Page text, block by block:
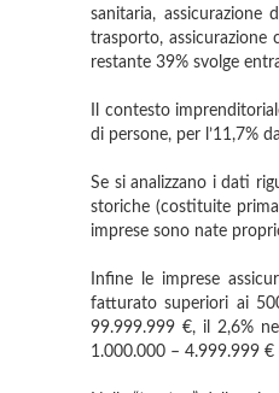
sanitaria,
trasporto, assicurazione
restante 39% svolge
Il contesto
di persone, per l’11,7%
Se si analizzano i dati
storiche (costituite
imprese sono nate
Infine le imprese
fatturato superiori ai
99.999.999 €, il 2,6%
1.000.000 – 4.999.999